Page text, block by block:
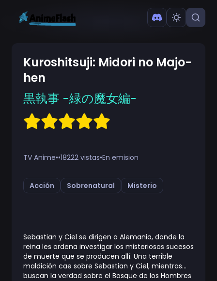
Kuroshitsuji: Midori no Majo-
hen
黒執事 -緑の魔女編-
TV Anime••18222 vistas•En emision
Acción Sobrenatural Misterio
Sebastian y Ciel se dirigen a Alemania, donde la
reina les ordena investigar los misteriosos sucesos
de muerte que se producen allí. Una terrible
maldición cae sobre Sebastian y Ciel, mientras
buscan la verdad sobre el Bosque de los Hombres